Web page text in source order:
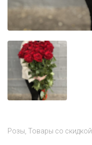
Розы Товары со скидкой